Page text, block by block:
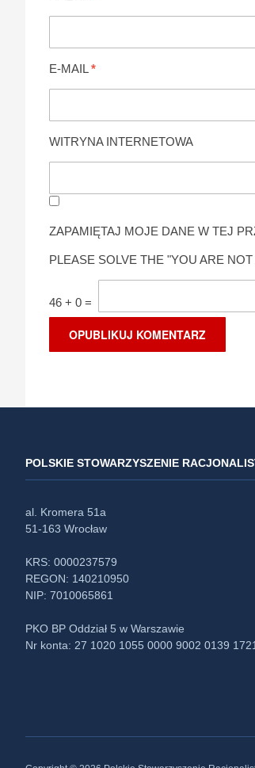
E-MAIL *
WITRYNA INTERNETOWA
ZAPAMIĘTAJ MOJE DANE W TEJ
PLEASE SOLVE THE "YOU ARE
46 + 0 =
POLSKIE STOWARZYSZENIE
al. Kromera 51a
51-163 Wrocław
KRS: 0000237579
REGON: 140210950
NIP: 7010065861
PKO BP Oddział 5 w Warszawie
Nr konta: 27 1020 1055 0000 9002 0139 1721